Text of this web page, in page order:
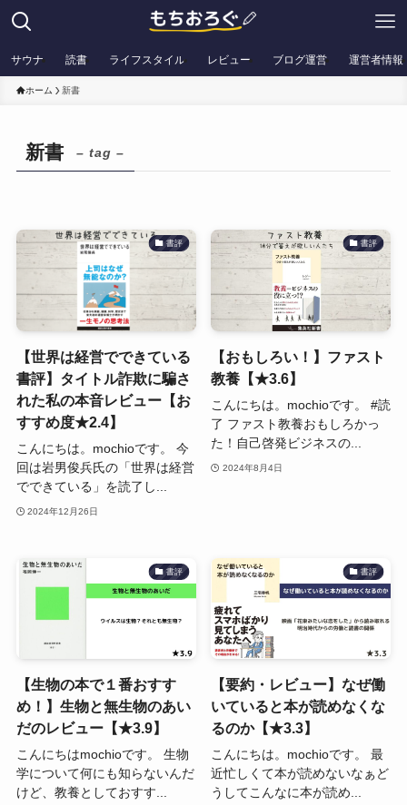
サウナ 読書 ライフスタイル レビュー ブログ運営 運営者情報
ホーム 新書
新書 – tag –
書評
【世界は経営でできている
書評】タイトル詐欺に騙さ
れた私の本音レビュー【お
すすめ度★2.4】
こんにちは。mochioです。 今
回は岩男俊兵氏の「世界は経営
でできている」を読了し...
2024年12月26日
書評
【おもしろい！】ファスト
教養【★3.6】
こんにちは。mochioです。 #読
了 ファスト教養おもしろかっ
た！自己啓発ビジネスの...
2024年8月4日
書評
【生物の本で１番おすす
め！】生物と無生物のあい
だのレビュー【★3.9】
こんにちはmochioです。 生物
学について何にも知らないんだ
けど、教養としておすす...
書評
【要約・レビュー】なぜ働
いていると本が読めなくな
るのか【★3.3】
こんにちは。mochioです。 最
近忙しくて本が読めないなぁど
うしてこんなに本が読め...